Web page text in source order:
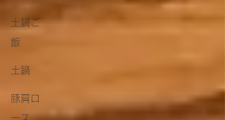
土鍋ご
飯
土鍋
豚肩ロ
ース